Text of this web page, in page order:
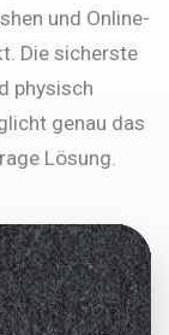
und Online-
Die sicherste
physisch
genau das
Lösung.
von